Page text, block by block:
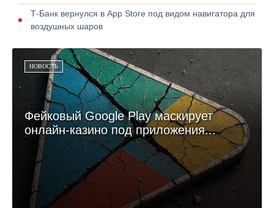
Т-Банк вернулся в App Store под видом навигатора для
воздушных шаров
НОВОСТЬ
Фейковый Google Play маскирует
онлайн-казино под приложения...